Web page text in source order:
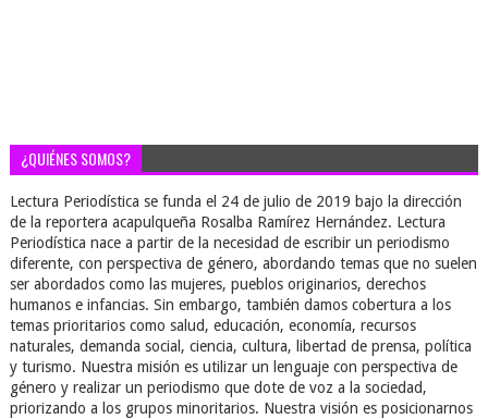
¿QUIÉNES SOMOS?
Lectura Periodística se funda el 24 de julio de 2019 bajo la dirección
de la reportera acapulqueña Rosalba Ramírez Hernández. Lectura
Periodística nace a partir de la necesidad de escribir un periodismo
diferente, con perspectiva de género, abordando temas que no suelen
ser abordados como las mujeres, pueblos originarios, derechos
humanos e infancias. Sin embargo, también damos cobertura a los
temas prioritarios como salud, educación, economía, recursos
naturales, demanda social, ciencia, cultura, libertad de prensa, política
y turismo. Nuestra misión es utilizar un lenguaje con perspectiva de
género y realizar un periodismo que dote de voz a la sociedad,
priorizando a los grupos minoritarios. Nuestra visión es posicionarnos